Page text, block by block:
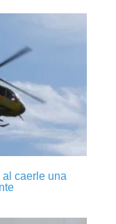
caerle una